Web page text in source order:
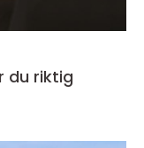
du riktig